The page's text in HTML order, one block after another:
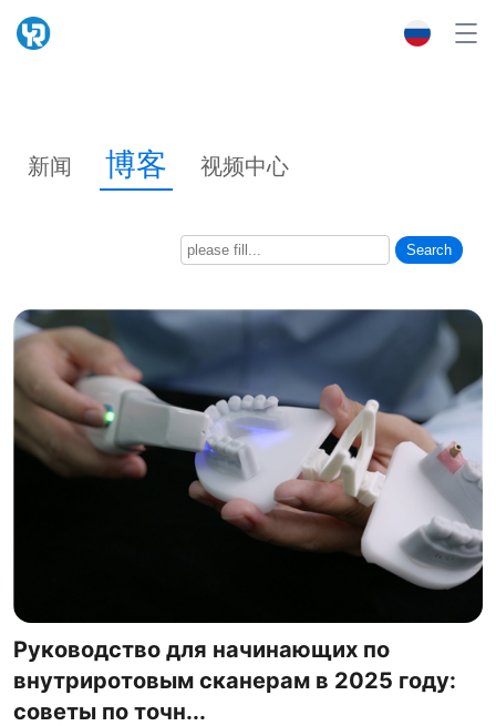
新闻 博客 视频中心
Search
Руководство для начинающих по
внутриротовым сканерам в 2025 году:
советы по точн...